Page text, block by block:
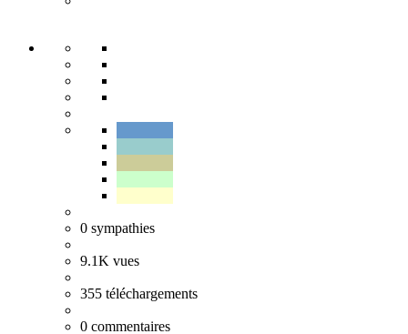
0 sympathies
9.1K vues
355 téléchargements
0 commentaires